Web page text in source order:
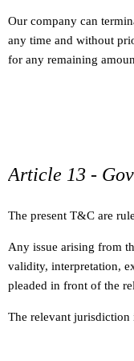
Our company can
any time and without
for any remaining
Article 13 -
The present T&C are
Any issue arising from
validity, interpretation,
pleaded in front of the
The relevant jurisdiction